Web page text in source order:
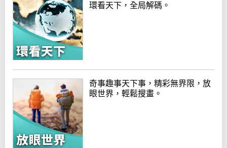
環看天下，全局解碼。
奇事趣事天下事，精彩無界限，放
眼世界，輕鬆搜畫。